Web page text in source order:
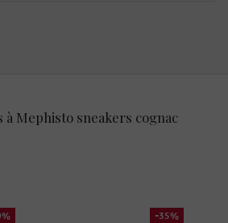
Mephisto sneakers cognac
-35%